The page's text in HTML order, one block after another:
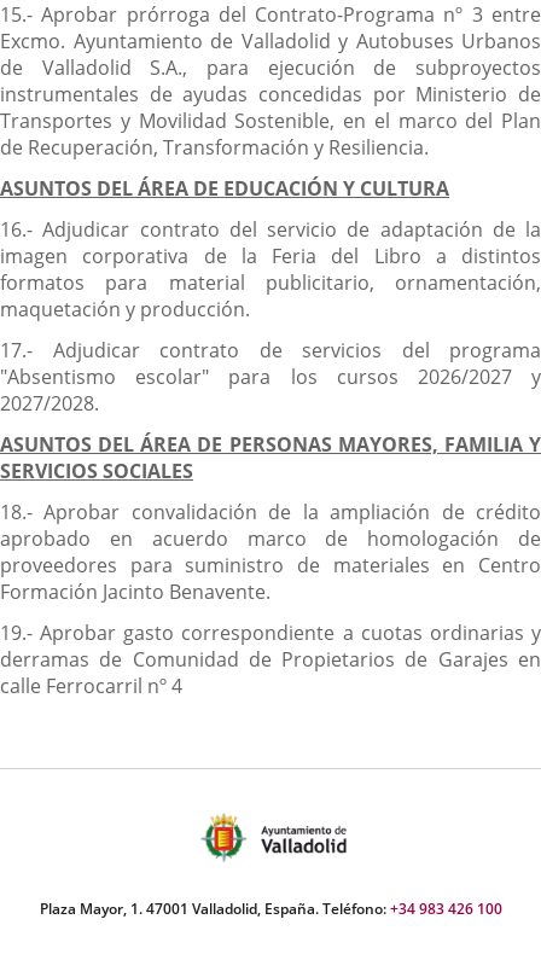
15.- Aprobar prórroga del Contrato-Programa nº 3 entre
Excmo. Ayuntamiento de Valladolid y Autobuses Urbanos
de Valladolid S.A., para ejecución de subproyectos
instrumentales de ayudas concedidas por Ministerio de
Transportes y Movilidad Sostenible, en el marco del Plan
de Recuperación, Transformación y Resiliencia.
ASUNTOS DEL ÁREA DE EDUCACIÓN Y CULTURA
16.- Adjudicar contrato del servicio de adaptación de la
imagen corporativa de la Feria del Libro a distintos
formatos para material publicitario, ornamentación,
maquetación y producción.
17.- Adjudicar contrato de servicios del programa
"Absentismo escolar" para los cursos 2026/2027 y
2027/2028.
ASUNTOS DEL ÁREA DE PERSONAS MAYORES, FAMILIA Y
SERVICIOS SOCIALES
18.- Aprobar convalidación de la ampliación de crédito
aprobado en acuerdo marco de homologación de
proveedores para suministro de materiales en Centro
Formación Jacinto Benavente.
19.- Aprobar gasto correspondiente a cuotas ordinarias y
derramas de Comunidad de Propietarios de Garajes en
calle Ferrocarril nº 4
Plaza Mayor, 1. 47001 Valladolid, España. Teléfono:+34 983 426 100